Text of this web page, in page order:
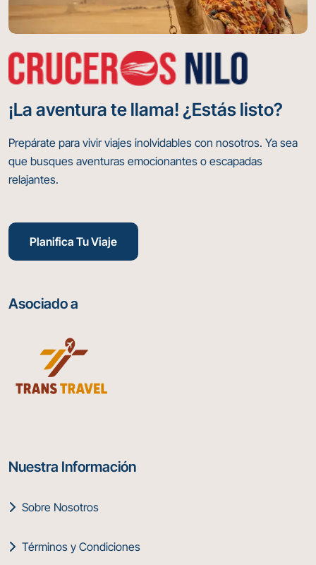
¡La aventura te llama! ¿Estás listo?
Prepárate para vivir viajes inolvidables con nosotros. Ya sea
que busques aventuras emocionantes o escapadas
relajantes.
Planifica Tu Viaje
Asociado a
Nuestra Información
Sobre Nosotros
Términos y Condiciones